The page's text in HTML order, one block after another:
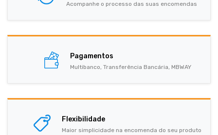
Acompanhe o processo das suas encomendas
Pagamentos
Multibanco, Transferência Bancária, MBWAY
Flexibilidade
Maior simplicidade na encomenda do seu produto